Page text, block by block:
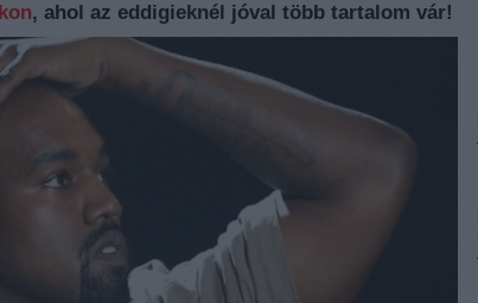
, ahol az eddigieknél jóval több tartalom vár!